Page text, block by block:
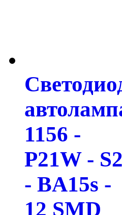
1156 -
P21W -
- BA15s -
12 SMD